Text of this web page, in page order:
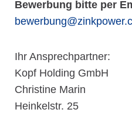
Bewerbung bitte per
Ihr Ansprechpartner:
Kopf Holding GmbH
Christine Marin
Heinkelstr. 25